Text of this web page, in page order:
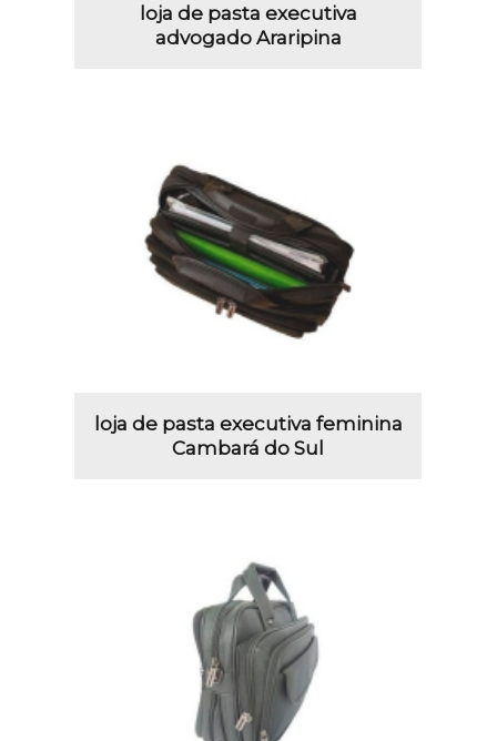
loja de pasta executiva
advogado Araripina
loja de pasta executiva feminina
Cambará do Sul